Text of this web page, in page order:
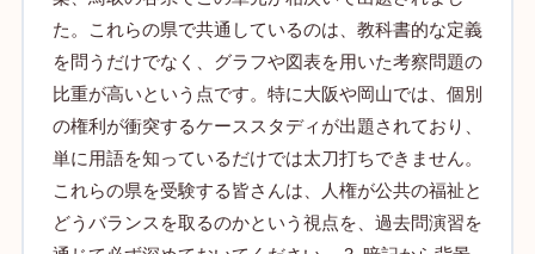
た。これらの県で共通しているのは、教科書的な定義
を問うだけでなく、グラフや図表を用いた考察問題の
比重が高いという点です。特に大阪や岡山では、個別
の権利が衝突するケーススタディが出題されており、
単に用語を知っているだけでは太刀打ちできません。
これらの県を受験する皆さんは、人権が公共の福祉と
どうバランスを取るのかという視点を、過去問演習を